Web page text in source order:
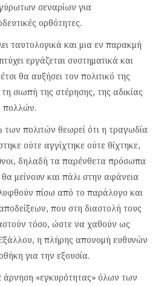
σεναρίων για
ορθότητες.
ταυτολογικά και μια εν παρακμή
εργάζεται συστηματικά και
θα αυξήσει τον πολιτικό της
σιωπή της στέρησης, της αδικίας
πολλών.
των πολιτών θεωρεί ότι η τραγωδία
ούτε αγγίχτηκε ούτε θίχτηκε,
δηλαδή τα παρένθετα πρόσωπα
θα μείνουν και πάλι στην αφάνεια
πίσω από το παράλογο και
που στη διαστολή τους
τόσο, ώστε να χαθούν ως
η πλήρης απονομή ευθυνών
για την εξουσία.
άρνηση «εγκυρότητας» όλων των